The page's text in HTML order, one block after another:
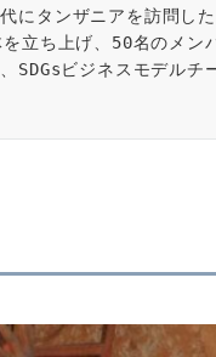
にタンザニアを訪問し
ち上げ、50名のメン
SDGsビジネスモデルチ